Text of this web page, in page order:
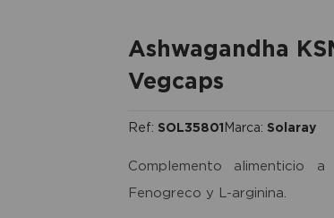
Ashwagandha
Vegcaps
Ref: SOL35801 Marca: Solaray
Complemento alimenticio a
Fenogreco y L-arginina.